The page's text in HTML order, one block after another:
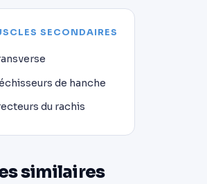
SECONDAIRES
de hanche
du rachis
similaires